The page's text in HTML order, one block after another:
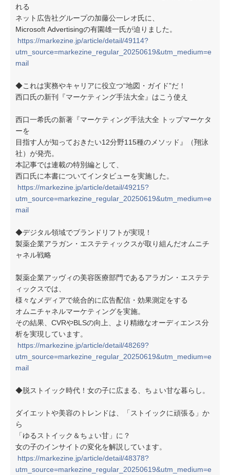
れる
ネット広告社グループの加藤公一レオ氏に、
Microsoft Advertisingの有園雄一氏が迫りました。
https://markezine.jp/article/detail/49114?
utm_source=markezine_regular_20250619&utm_medium=e
mail
◆これは実務やキャリアに役立つ“地図・ガイド”だ！
西口氏の新刊『マーケティング手法大全』はこう使え
西口一希氏の新著『マーケティング手法大全 トップマーケタ
ーを
目指す人が知っておきたい12分野115種のメソッド』（翔泳
社）が発売。
本記事では連載の特別編として、
西口氏に本書についてインタビューを実施した。
https://markezine.jp/article/detail/49215?
utm_source=markezine_regular_20250619&utm_medium=e
mail
◆デジタル領域でブランドリフトが実現！
製薬企業アラガン・エステティックスが取り組んだオムニチ
ャネル戦略
製薬企業アッヴィの美容医療部門であるアラガン・エステテ
ィックスでは、
様々なメディアで統合的に広告配信・効果測定をする
オムニチャネルマーケティングを実施。
その結果、CVRやBLSの向上、より精緻なオーディエンス分
析を実現しています。
https://markezine.jp/article/detail/48269?
utm_source=markezine_regular_20250619&utm_medium=e
mail
◆脱ストイック時代！女の子に広まる、ちょい甘な暮らし。
ダイエットや美容のトレンドは、「ストイックに頑張る」か
ら
「ゆるストイック＆ちょい甘」に？
女の子のインサイトの変化を解説しています。
https://markezine.jp/article/detail/48378?
utm_source=markezine_regular_20250619&utm_medium=e